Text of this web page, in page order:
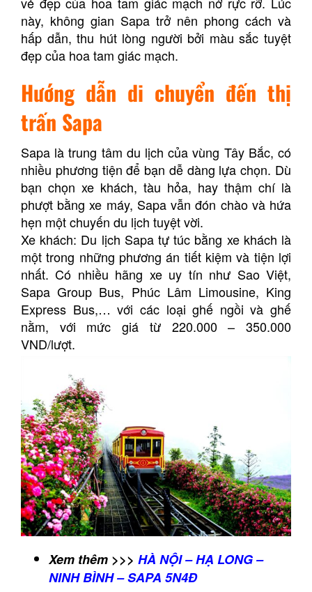
này, không gian Sapa trở nên phong cách và
hấp dẫn, thu hút lòng người bởi màu sắc tuyệt
đẹp của hoa tam giác mạch.
Hướng dẫn di chuyển đến thị
trấn Sapa
Sapa là trung tâm du lịch của vùng Tây Bắc, có
nhiều phương tiện để bạn dễ dàng lựa chọn. Dù
bạn chọn xe khách, tàu hỏa, hay thậm chí là
phượt bằng xe máy, Sapa vẫn đón chào và hứa
hẹn một chuyến du lịch tuyệt vời.
Xe khách: Du lịch Sapa tự túc bằng xe khách là
một trong những phương án tiết kiệm và tiện lợi
nhất. Có nhiều hãng xe uy tín như Sao Việt,
Sapa Group Bus, Phúc Lâm Limousine, King
Express Bus,… với các loại ghế ngồi và ghế
nằm, với mức giá từ 220.000 – 350.000
VND/lượt.
Xem thêm >>> HÀ NỘI – HẠ LONG –
NINH BÌNH – SAPA 5N4Đ